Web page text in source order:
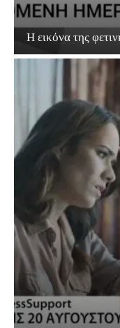
Η εικόνα της